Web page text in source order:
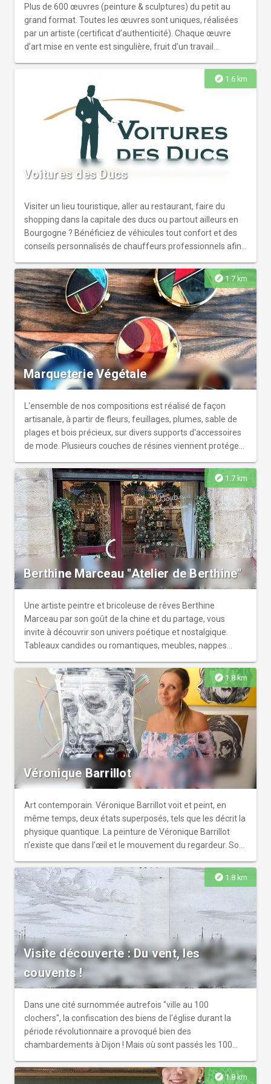
Plus de 600 œuvres (peinture & sculptures) du petit au
grand format. Toutes les œuvres sont uniques, réalisées
par un artiste (certificat d’authenticité). Chaque œuvre
d’art mise en vente est singulière, fruit d’un travail
pléthorique pour une atmosphère vibrante et originale.
explore 1.6 km
Voitures des Ducs
Visiter un lieu touristique, aller au restaurant, faire du
shopping dans la capitale des ducs ou partout ailleurs en
Bourgogne ? Bénéficiez de véhicules tout confort et des
conseils personnalisés de chauffeurs professionnels afin
toute sérénité. Nous vous proposons également le service
de guides professionnels. Prestations sur réservation.
explore 1.7 km
Marqueterie Végétale
L'ensemble de nos compositions est réalisé de façon
artisanale, à partir de fleurs, feuillages, plumes, sable de
plages et bois précieux, sur divers supports d'accessoires
de mode. Plusieurs couches de résines viennent protéger
CHAQUE PIECE EST UNIQUE.
explore 1.7 km
Berthine Marceau "Atelier de Berthine"
Une artiste peintre et bricoleuse de rêves Berthine
Marceau par son goût de la chine et du partage, vous
invite à découvrir son univers poétique et nostalgique.
Tableaux candides ou romantiques, meubles, nappes
accrocher… Offrez vous et emporter un peu de cette
douce poésie.
explore 1.8 km
Véronique Barrillot
Art contemporain. Véronique Barrillot voit et peint, en
même temps, deux états superposés, tels que les décrit la
physique quantique. La peinture de Véronique Barrillot
n’existe que dans l’œil et le mouvement du regardeur. Son
l’œuvre. Collection permanente musée d’Art Moderne de
Porrentruy Suisse. Lauréate du Prix Européen d’Art
Contemporain Jean-Charles Hachet en 2017.
explore 1.8 km
Visite découverte : Du vent, les
couvents !
Dans une cité surnommée autrefois "ville au 100
clochers", la confiscation des biens de l'église durant la
période révolutionnaire a provoqué bien des
chambardements à Dijon ! Mais où sont passés les 100
religieux qui parsemaient Dijon ?En une heure trente de
explore1.8 km